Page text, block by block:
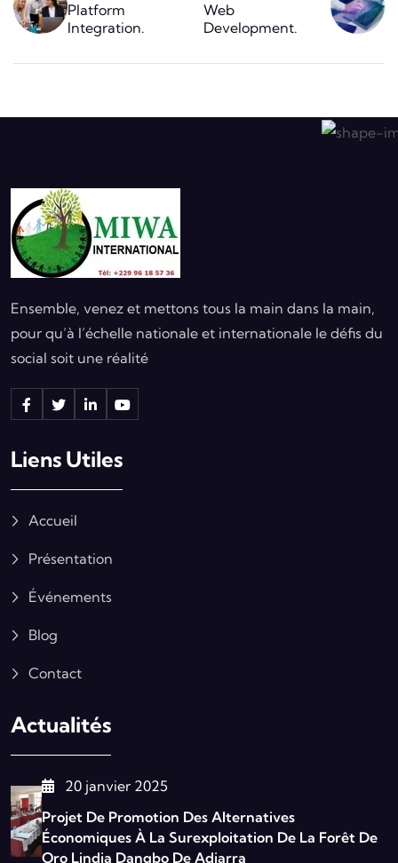
Platform
Integration.
Web
Development.
Ensemble, venez et mettons tous la main dans la main,
pour qu’à l’échelle nationale et internationale le défis du
social soit une réalité
Liens Utiles
Accueil
Présentation
Événements
Blog
Contact
Actualités
20 janvier 2025
Projet De Promotion Des Alternatives
Économiques À La Surexploitation De La Forêt De
Oro Lindja Dangbo De Adjarra